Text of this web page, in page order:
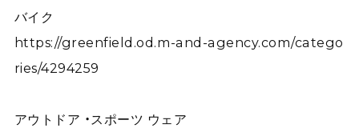
バイク
https://greenfield.od.m-and-agency.com/catego
ries/4294259
アウトドア ・スポーツ ウェア